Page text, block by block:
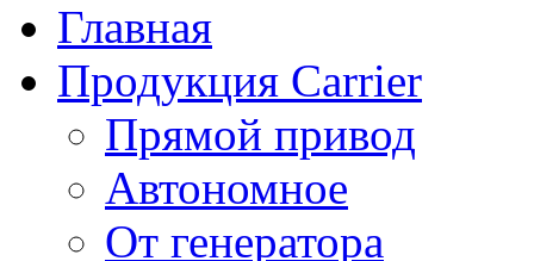
Главная
Продукция Carrier
Прямой привод
Автономное
От генератора